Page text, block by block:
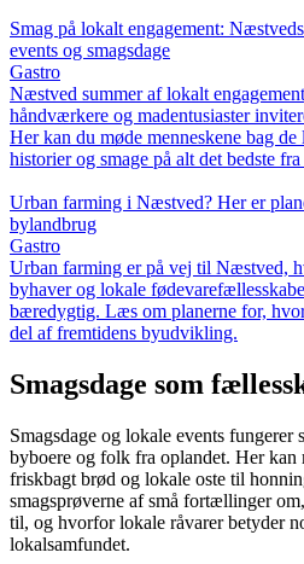
Smag på lokalt engagement:
events og smagsdage
Gastro
Næstved summer af lokalt
håndværkere og madentusiaster
Her kan du møde menneskene bag
historier og smage på alt det bedste fra
Urban farming i Næstved? Her er
bylandbrug
Gastro
Urban farming er på vej til Næstved,
byhaver og lokale
bæredygtig. Læs om planerne for,
del af fremtidens byudvikling.
Smagsdage som
Smagsdage og lokale events fungerer
byboere og folk fra oplandet. Her kan
friskbagt brød og lokale oste til
smagsprøverne af små fortællinger
til, og hvorfor lokale råvarer betyder
lokalsamfundet.